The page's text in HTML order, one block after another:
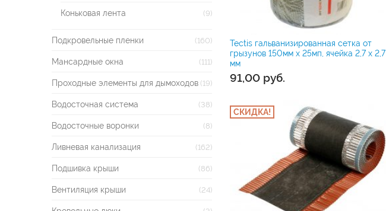
Tectis гальванизированная сетка от
грызунов 150мм x 25мп, ячейка 2,7 x 2,7
мм
91,00 руб.
СКИДКА!
Коньковая лента (9)
Подкровельные пленки (160)
Мансардные окна (111)
Проходные элементы для дымоходов (19)
Водосточная система (38)
Водосточные воронки (8)
Ливневая канализация (162)
Подшивка крыши (86)
Вентиляция крыши (24)